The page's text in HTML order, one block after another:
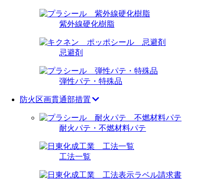
紫外線硬化樹脂
忌避剤
弾性パテ・特殊品
防火区画貫通部措置
耐火パテ・不燃材料パテ
工法一覧